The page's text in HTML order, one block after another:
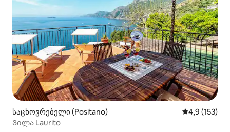
საცხოვრებელი (Positano) საშუალო
4,9 (153)
Ვილა Laurito